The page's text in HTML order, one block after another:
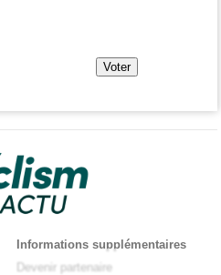
Informations supplémentaires
Devenir partenaire